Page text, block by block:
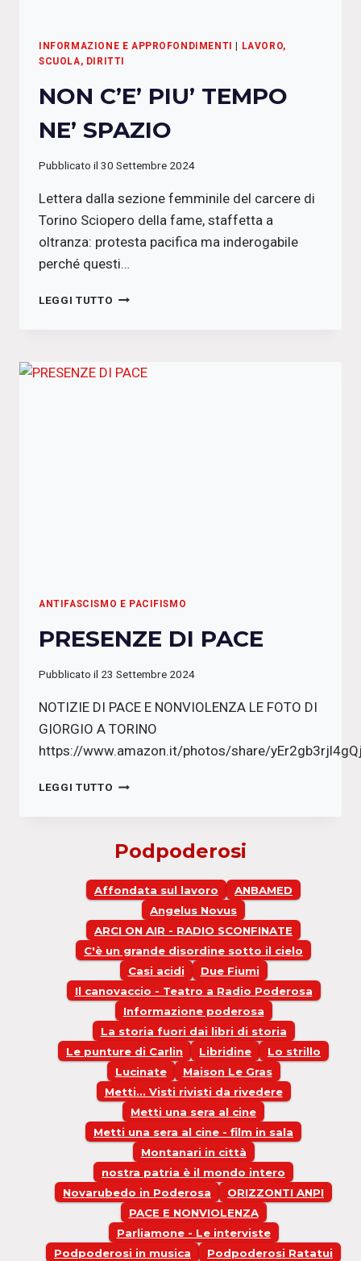
INFORMAZIONE E APPROFONDIMENTI | LAVORO,
SCUOLA, DIRITTI
NON C’E’ PIU’ TEMPO
NE’ SPAZIO
Pubblicato il 30 Settembre 2024
Lettera dalla sezione femminile del carcere di
Torino Sciopero della fame, staffetta a
oltranza: protesta pacifica ma inderogabile
perché questi…
LEGGI TUTTO NON
SPAZIO
ANTIFASCISMO E PACIFISMO
PRESENZE DI PACE
Pubblicato il 23 Settembre 2024
NOTIZIE DI PACE E NONVIOLENZA LE FOTO DI
GIORGIO A TORINO
https://www.amazon.it/photos/share/
LEGGI TUTTO PRESENZE
Podpoderosi
Affondata sul lavoro
ANBAMED
Angelus Novus
ARCI ON AIR - RADIO SCONFINATE
C'è un grande disordine sotto il cielo
Casi acidi
Due Fiumi
Il canovaccio - Teatro a Radio Poderosa
Informazione poderosa
La storia fuori dai libri di storia
Le punture di Carlin
Libridine
Lo strillo
Lucinate
Maison Le Gras
Metti... Visti rivisti da rivedere
Metti una sera al cine
Metti una sera al cine - film in sala
Montanari in città
nostra patria è il mondo intero
Novarubedo in Poderosa
ORIZZONTI ANPI
PACE E NONVIOLENZA
Parliamone - Le interviste
Podpoderosi in musica
Podpoderosi Ratatui